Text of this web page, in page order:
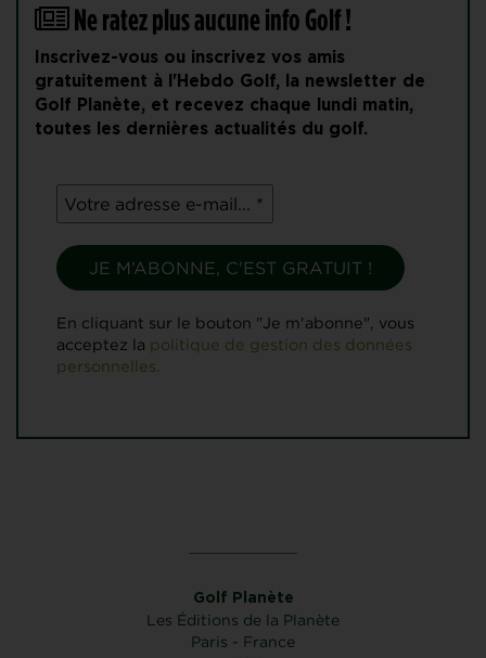
Ne ratez plus aucune info Golf !
Inscrivez-vous ou inscrivez vos amis
gratuitement à l'Hebdo Golf, la newsletter de
Golf Planète, et recevez chaque lundi matin,
toutes les dernières actualités du golf.
En cliquant sur le bouton "Je m'abonne", vous
acceptez la politique de gestion des données
personnelles.
Golf Planète
Les Éditions de la Planète
Paris - France